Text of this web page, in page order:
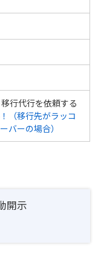
行代行を依頼する
！（移行先がラッコ
バーの場合）
開示